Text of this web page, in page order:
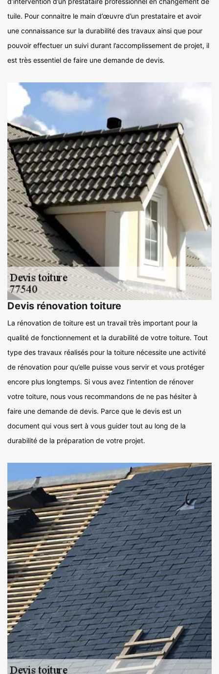
tuile. Pour connaitre le main d’œuvre d’un prestataire et avoir
une connaissance sur la durabilité des travaux ainsi que pour
pouvoir effectuer un suivi durant l’accomplissement de projet, il
est très essentiel de faire une demande de devis.
Devis rénovation toiture
La rénovation de toiture est un travail très important pour la
qualité de fonctionnement et la durabilité de votre toiture. Tout
type des travaux réalisés pour la toiture nécessite une activité
de rénovation pour qu’elle puisse vous servir et vous protéger
encore plus longtemps. Si vous avez l’intention de rénover
votre toiture, nous vous recommandons de ne pas hésiter à
faire une demande de devis. Parce que le devis est un
document qui vous sert à vous guider tout au long de la
durabilité de la préparation de votre projet.